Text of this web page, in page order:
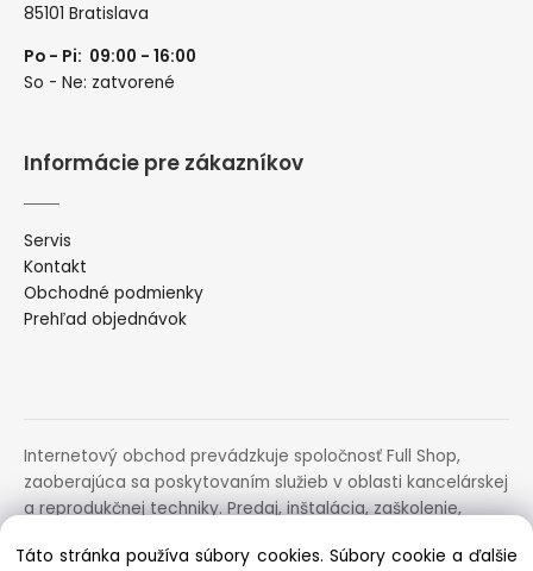
85101 Bratislava
Po - Pi: 09:00 - 16:00
So - Ne: zatvorené
Informácie pre zákazníkov
Servis
Kontakt
Obchodné podmienky
Prehľad objednávok
Internetový obchod prevádzkuje spoločnosť Full Shop,
zaoberajúca sa poskytovaním služieb v oblasti kancelárskej
a reprodukčnej techniky. Predaj, inštalácia, zaškolenie,
zariadení.
Táto stránka používa súbory cookies. Súbory cookie a ďalšie